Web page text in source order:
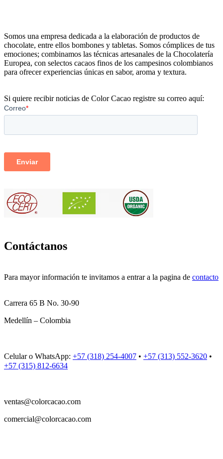
Somos una empresa dedicada a la elaboración de productos de
chocolate, entre ellos bombones y tabletas. Somos cómplices de tus
emociones; combinamos las técnicas artesanales de la Chocolatería
Europea, con selectos cacaos finos de los campesinos colombianos
para ofrecer experiencias únicas en sabor, aroma y textura.
Si quiere recibir noticias de Color Cacao registre su correo aquí:
Contáctanos
Para mayor información te invitamos a entrar a la pagina de contacto
Carrera 65 B No. 30-90
Medellín – Colombia
Celular o WhatsApp: +57 (318) 254-4007 • +57 (313) 552-3620 •
+57 (315) 812-6634
ventas@colorcacao.com
comercial@colorcacao.com